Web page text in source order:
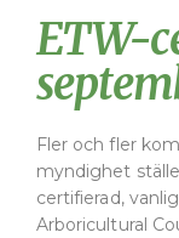
ETW-
Fler och fler
myndighet
certifierad,
Arboricultural